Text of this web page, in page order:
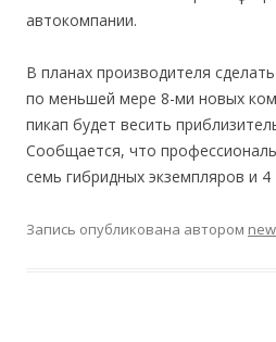
автокомпании.
В планах производителя
по меньшей мере 8-ми новых
пикап будет весить
Сообщается, что
семь гибридных экземпляров и
Запись опубликована автором